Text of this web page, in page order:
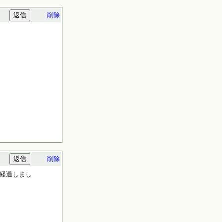
削除
削除
過しまし